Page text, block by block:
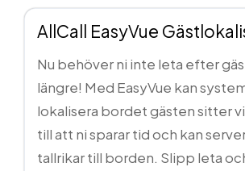
AllCall EasyVue
Nu behöver ni inte leta efter
längre! Med EasyVue kan
lokalisera bordet gästen sitter
till att ni sparar tid och kan
tallrikar till borden. Slipp leta